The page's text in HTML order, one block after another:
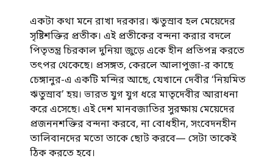
একটা কথা মনে রাখা দরকার। ঋতুস্রাব হল মেয়েদের
সৃষ্টিশক্তির প্রতীক। এই প্রতীকের বন্দনা করার বদলে
পিতৃতন্ত্র চিরকাল দুনিয়া জুড়ে একে হীন প্রতিপন্ন করতে
তৎপর থেকেছে। প্রসঙ্গত, কেরলে আলাপুজা-র কাছে
চেঙ্গানুর-এ একটি মন্দির আছে, যেখানে দেবীর ‘নিয়মিত
ঋতুস্রাব’ হয়। ভারত যুগ যুগ ধরে মাতৃদেবীর আরাধনা
করে এসেছে। এই দেশ মানবজাতির সুরক্ষায় মেয়েদের
প্রজননশক্তির বন্দনা করবে, না বোধহীন, সংবেদনহীন
তালিবানদের মতো তাকে ছোট করবে— সেটা তাকেই
ঠিক করতে হবে।